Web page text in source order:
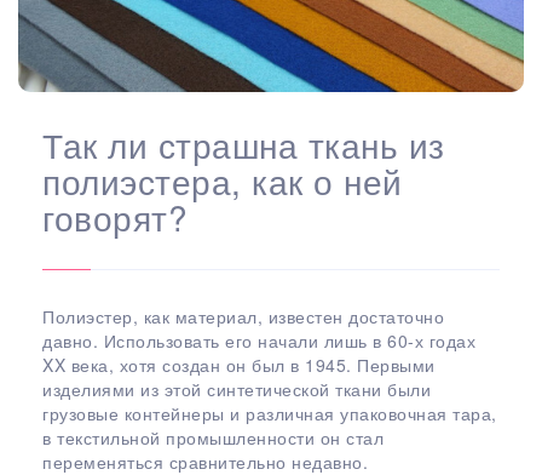
Так ли страшна ткань из
полиэстера, как о ней
говорят?
Полиэстер, как материал, известен достаточно
давно. Использовать его начали лишь в 60-х годах
XX века, хотя создан он был в 1945. Первыми
изделиями из этой синтетической ткани были
грузовые контейнеры и различная упаковочная тара,
в текстильной промышленности он стал
переменяться сравнительно недавно.